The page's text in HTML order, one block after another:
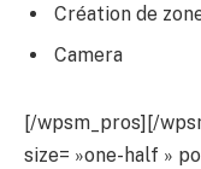
Création de
Camera
[/wpsm_pros][/
size= »one-half »